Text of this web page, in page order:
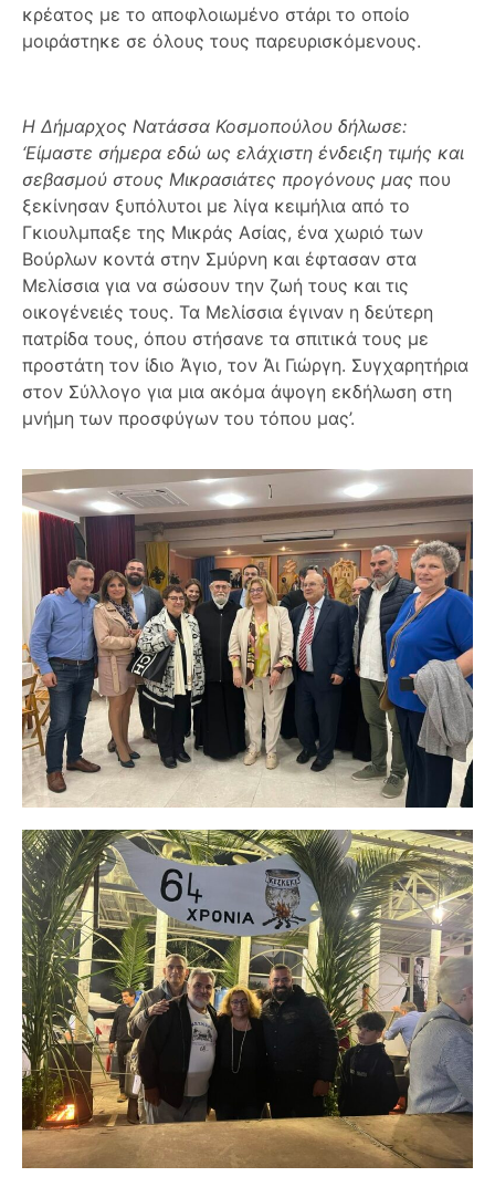
κρέατος με το αποφλοιωμένο στάρι το οποίο
μοιράστηκε σε όλους τους παρευρισκόμενους.
Η Δήμαρχος Νατάσσα Κοσμοπούλου δήλωσε:
‘Είμαστε σήμερα εδώ ως ελάχιστη ένδειξη τιμής και
σεβασμού στους Μικρασιάτες προγόνους μας που
ξεκίνησαν ξυπόλυτοι με λίγα κειμήλια από το
Γκιουλμπαξε της Μικράς Ασίας, ένα χωριό των
Βούρλων κοντά στην Σμύρνη και έφτασαν στα
Μελίσσια για να σώσουν την ζωή τους και τις
οικογένειές τους. Τα Μελίσσια έγιναν η δεύτερη
πατρίδα τους, όπου στήσανε τα σπιτικά τους με
προστάτη τον ίδιο Άγιο, τον Άι Γιώργη. Συγχαρητήρια
στον Σύλλογο για μια ακόμα άψογη εκδήλωση στη
μνήμη των προσφύγων του τόπου μας’.